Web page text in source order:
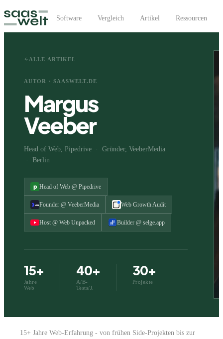
Software Vergleich Artikel Ressourcen
ALLE ARTIKEL
AUTOR · SAASWELT.DE
Margus
Veeber
Head of Web, Pipedrive · Gründer, VeeberMedia
· Berlin
Head of Web @ Pipedrive
Founder @ VeeberMedia Web Growth Audit
Host @ Web Unpacked Builder @ selge.app
15+
Jahre
Web
40+
A/B-
Tests/J.
30+
Projekte
15+ Jahre Web-Erfahrung - von frühen Side-Projekten bis zur